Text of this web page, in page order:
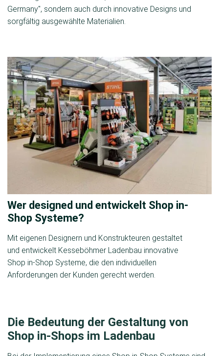
Germany", sondern auch durch innovative Designs und
sorgfältig ausgewählte Materialien.
Wer designed und entwickelt Shop in-
Shop Systeme?
Mit eigenen Designern und Konstrukteuren gestaltet
und entwickelt Kesseböhmer Ladenbau innovative
Shop in-Shop Systeme, die den individuellen
Anforderungen der Kunden gerecht werden.
Die Bedeutung der Gestaltung von
Shop in-Shops im Ladenbau